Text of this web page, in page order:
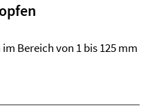
Bereich von 1 bis 125 mm